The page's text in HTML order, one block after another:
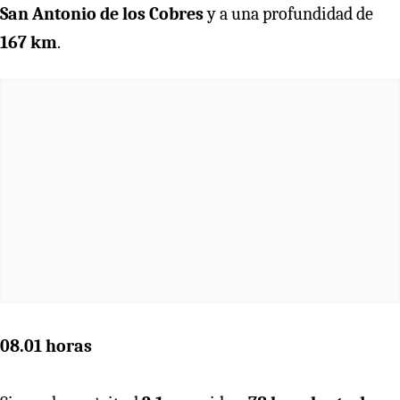
San Antonio de los Cobresy a una profundidad de
167 km.
08.01 horas